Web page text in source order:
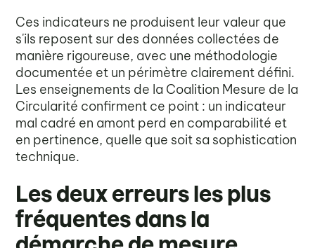
Ces indicateurs ne produisent leur valeur que
s'ils reposent sur des données collectées de
manière rigoureuse, avec une méthodologie
documentée et un périmètre clairement défini.
Les enseignements de la Coalition Mesure de la
Circularité confirment ce point : un indicateur
mal cadré en amont perd en comparabilité et
en pertinence, quelle que soit sa sophistication
technique.
Les deux erreurs les plus
fréquentes dans la